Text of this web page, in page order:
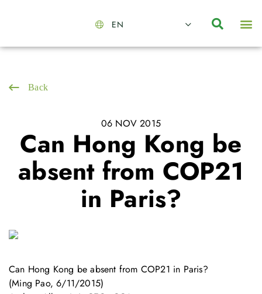
EN
Back
06 NOV 2015
Can Hong Kong be
absent from COP21
in Paris?
Can Hong Kong be absent from COP21 in Paris?
(Ming Pao, 6/11/2015)